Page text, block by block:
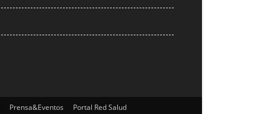
Prensa&Eventos Portal Red Salud